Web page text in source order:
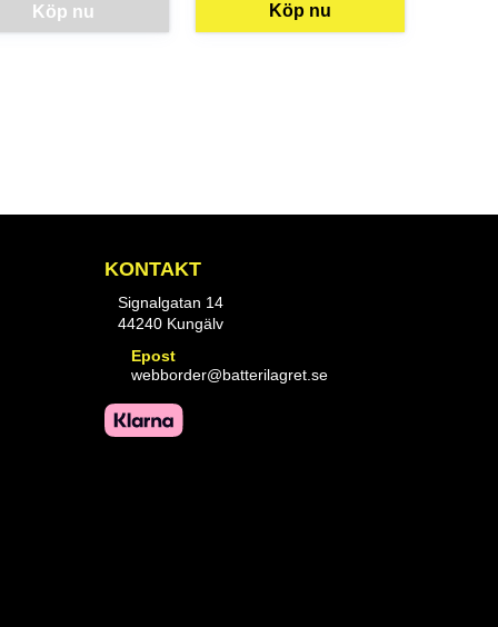
för mer information.
just nu, vänligen kontakta butiken för mer information.
vara går inte att beställa via webben just nu, vänligen kontakta
Köp nu Köp nu
KONTAKT
Signalgatan 14
44240 Kungälv
Epost
webborder@batterilagret.se